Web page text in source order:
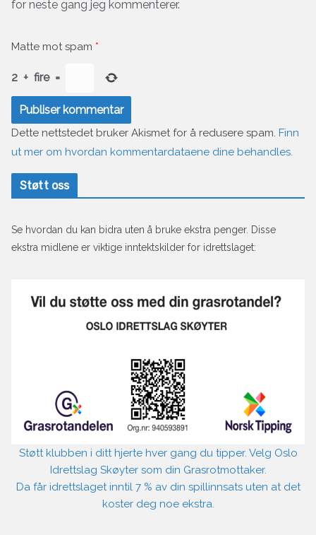
for neste gang jeg kommenterer.
Matte mot spam *
2 + fire =
Dette nettstedet bruker Akismet for å redusere spam. Finn
ut mer om hvordan kommentardataene dine behandles.
Støtt oss
Se hvordan du kan bidra uten å bruke ekstra penger. Disse
ekstra midlene er viktige inntektskilder for idrettslaget:
Støtt klubben i ditt hjerte hver gang du tipper. Velg Oslo
Idrettslag Skøyter som din Grasrotmottaker.
Da får idrettslaget inntil 7 % av din spillinnsats uten at det
koster deg noe ekstra.